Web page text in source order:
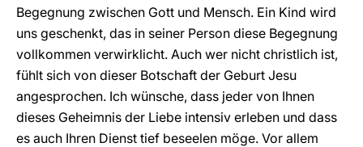
Begegnung zwischen Gott und Mensch. Ein Kind wird
uns geschenkt, das in seiner Person diese Begegnung
vollkommen verwirklicht. Auch wer nicht christlich ist,
fühlt sich von dieser Botschaft der Geburt Jesu
angesprochen. Ich wünsche, dass jeder von Ihnen
dieses Geheimnis der Liebe intensiv erleben und dass
es auch Ihren Dienst tief beseelen möge. Vor allem